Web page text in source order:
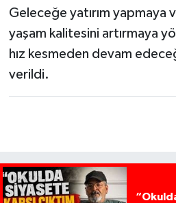
Geleceğe yatırım yapmaya
yaşam kalitesini artırmaya
hız kesmeden devam
verildi.